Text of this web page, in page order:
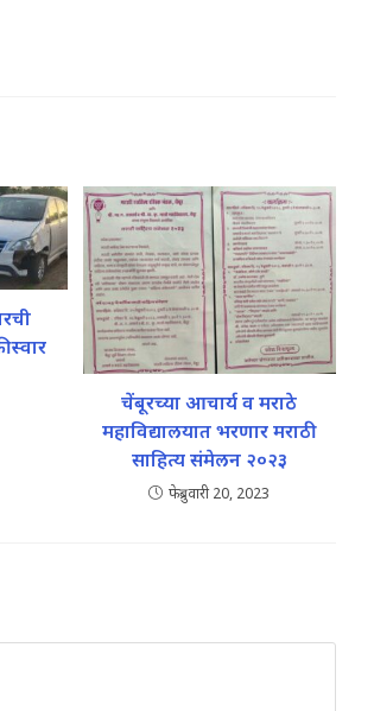
चेंबूरच्या आचार्य व मराठे
महाविद्यालयात भरणार मराठी
साहित्य संमेलन २०२३
फेब्रुवारी 20, 2023